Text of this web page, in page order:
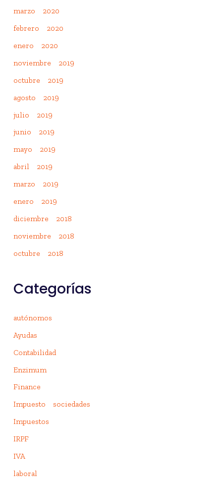
marzo 2020
febrero 2020
enero 2020
noviembre 2019
octubre 2019
agosto 2019
julio 2019
junio 2019
mayo 2019
abril 2019
marzo 2019
enero 2019
diciembre 2018
noviembre 2018
octubre 2018
Categorías
autónomos
Ayudas
Contabilidad
Enzimum
Finance
Impuesto sociedades
Impuestos
IRPF
IVA
laboral